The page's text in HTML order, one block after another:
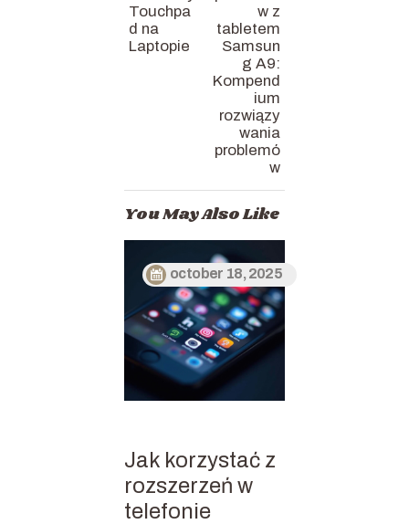
Touchpa
d na
Laptopie
w z
tabletem
Samsun
g A9:
Kompend
ium
rozwiązy
wania
problemó
w
You May Also Like
october 18, 2025
Jak korzystać z
rozszerzeń w
telefonie